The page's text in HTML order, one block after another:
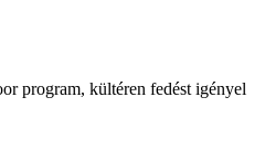
program, kültéren fedést igényel